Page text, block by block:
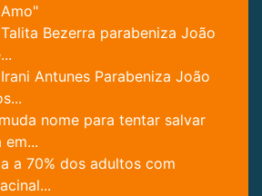
Bezerra parabeniza João
Antunes Parabeniza João
nome para tentar salvar
em...
a 70% dos adultos com